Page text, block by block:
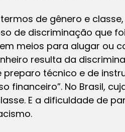
de gênero e
de discriminação que
meios para alugar ou
resulta da
técnico e de
financeiro”. No Brasil,
E a dificuldade de